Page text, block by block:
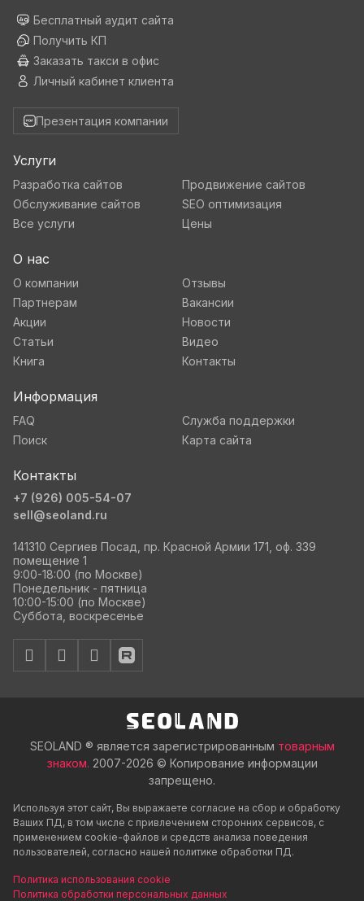
Бесплатный аудит сайта
Получить КП
Заказать такси в офис
Личный кабинет клиента
Презентация компании
Услуги
Разработка сайтов
Продвижение сайтов
Обслуживание сайтов
SEO оптимизация
Все услуги
Цены
О нас
О компании
Отзывы
Партнерам
Вакансии
Акции
Новости
Статьи
Видео
Книга
Контакты
Информация
FAQ
Служба поддержки
Поиск
Карта сайта
Контакты
+7 (926) 005-54-07
sell@seoland.ru
141310 Сергиев Посад, пр. Красной Армии 171, оф. 339
помещение 1
9:00-18:00 (по Москве)
Понедельник - пятница
10:00-15:00 (по Москве)
Суббота, воскресенье
SEOLAND ® является зарегистрированным товарным
знаком. 2007-2026 © Копирование информации
запрещено.
Используя этот сайт, Вы выражаете согласие на сбор и обработку
Ваших ПД, в том числе с привлечением сторонних сервисов, с
применением cookie-файлов и средств анализа поведения
пользователей, согласно нашей политике обработки ПД.
Политика использования cookie
Политика обработки персональных данных